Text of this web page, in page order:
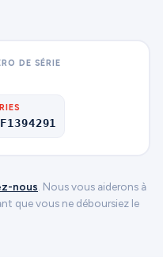
DE SÉRIE
nous. Nous vous aiderons à
que vous ne déboursiez le